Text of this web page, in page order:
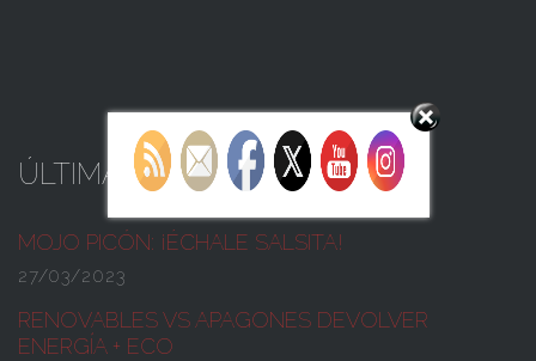
ÚLTIMAS NOTICIAS
MOJO PICÓN: ¡ÉCHALE SALSITA!
27/03/2023
RENOVABLES VS APAGONES DEVOLVER
ENERGÍA + ECO